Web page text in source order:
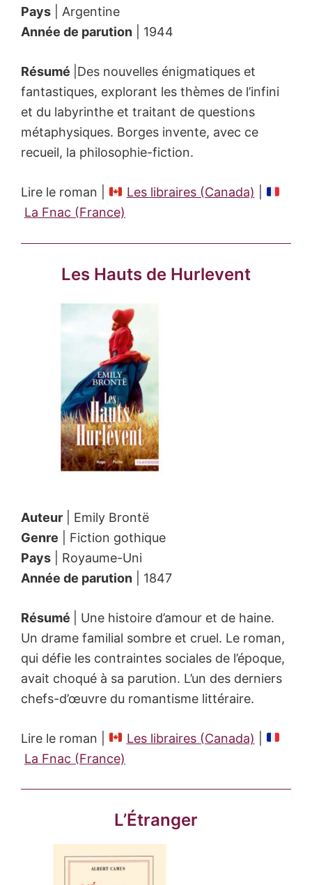
Pays | Argentine
Année de parution | 1944
Résumé |Des nouvelles énigmatiques et
fantastiques, explorant les thèmes de l’infini
et du labyrinthe et traitant de questions
métaphysiques. Borges invente, avec ce
recueil, la philosophie-fiction.
Lire le roman | Les libraires (Canada)
La Fnac (France)
Les Hauts de Hurlevent
Auteur | Emily Brontë
Genre | Fiction gothique
Pays | Royaume-Uni
Année de parution | 1847
Résumé
| Une histoire d’amour et de haine.
Un drame familial sombre et cruel. Le roman,
qui défie les contraintes sociales de l’époque,
avait choqué à sa parution. L’un des derniers
chefs-d’œuvre du romantisme littéraire.
Lire le roman | Les libraires (Canada)
La Fnac (France)
L’Étranger